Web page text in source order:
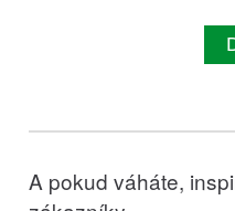
A pokud váháte,